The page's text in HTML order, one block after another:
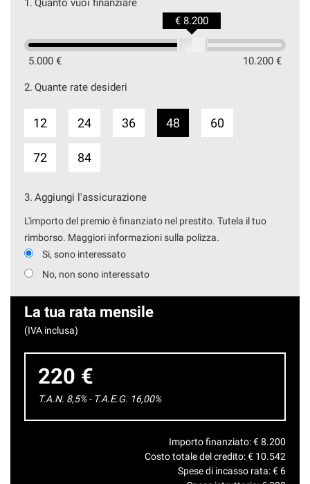
5.000 € 10.200 €
€ 8.200
2. Quante rate desideri
12 24 36 48 60
72 84
3. Aggiungi l'assicurazione
L'importo del premio è finanziato nel prestito. Tutela il tuo
rimborso. Maggiori informazioni sulla polizza.
Si, sono interessato
No, non sono interessato
La tua rata mensile
(IVA inclusa)
220 €
T.A.N. 8,5% - T.A.E.G. 16,00%
Importo finanziato: €8.200
Costo totale del credito: € 10.542
Spese di incasso rata: € 6